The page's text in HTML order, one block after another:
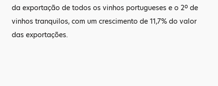
da exportação de todos os vinhos portugueses e o 2º de
vinhos tranquilos, com um crescimento de 11,7% do valor
das exportações.